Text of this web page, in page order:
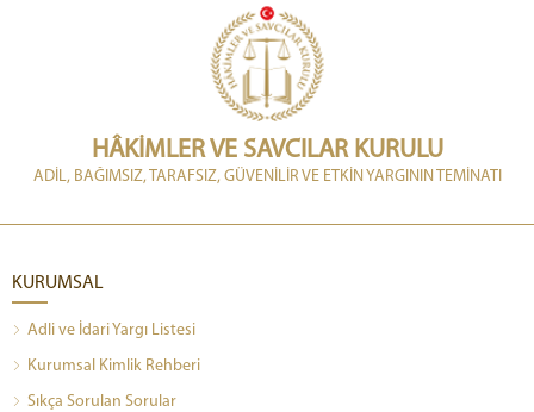
HÂKİMLER VE SAVCILAR KURULU
ADİL, BAĞIMSIZ, TARAFSIZ, GÜVENİLİR VE ETKİN YARGININ TEMİNATI
KURUMSAL
Adli ve İdari Yargı Listesi
Kurumsal Kimlik Rehberi
Sıkça Sorulan Sorular